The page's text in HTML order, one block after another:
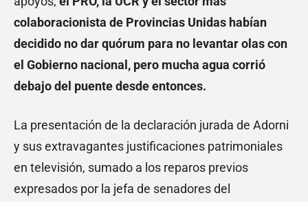
colaboracionista de Provincias Unidas habían
decidido no dar quórum para no levantar olas con
el Gobierno nacional, pero mucha agua corrió
debajo del puente desde entonces.
La presentación de la declaración jurada de Adorni
y sus extravagantes justificaciones patrimoniales
en televisión, sumado a los reparos previos
expresados por la jefa de senadores del